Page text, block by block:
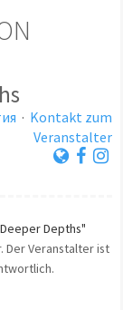
· Kontakt zum
Veranstalter
Depths"
Veranstalter ist